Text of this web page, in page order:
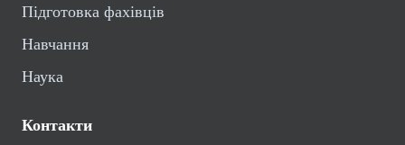
Підготовка фахівців
Навчання
Наука
Контакти